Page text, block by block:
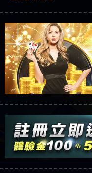
錢怎麼辦 本文教你
KnTop是詐騙嗎 【
的錢一招拿回
【免費討回資金賴
機台運算專案是不
被機台運算專案詐
回被騙資金
【其他問題】
討回資金賴zg369】
騙 Hoyabit是真的嗎
本文教你如何拿回
【其他問題】KS.M
中【免費討回資金賴
騙嗎 KS.M多元化行
真的嗎 被KS.M多元
你如何拿回被騙資
【其他問題】免費
家 Family & Love如何
騙 野原家 Family &
詐騙嗎 165多次通報
請遠離
【其他問題】元盈
討回資金賴zg369】
詐騙 元盈橋是真的
本文教你如何拿回
【其他問題】被騙追
型詐騙手法欺詐群眾
是詐騙 M.L.Edge是詐
【其他問題】
費討回資金賴zg369】
【其他問題】FLTO
被騙資金
ALYWS是詐騙嗎 （
者免費援助賴
當是真的嗎 當當是
利回報被騙的家破
【其他問題】用理
娛樂之旅
【其他問題】【老
這樣挑！RTP、波
【推薦博弈】這款
過才知道什麼叫超
【推薦博弈】BNG
【Wei】讚
【沈樂慧】又是九
【林伊依】爛死了
【陳靜茹】推薦小
【黃家羭】推推
【AVA娛樂城】還
好厲
【陳順堪】黑網不
【黃伊珊】不推薦
【陳順堪】星匯娛
金
【陳順堪】黑網出
【玩運彩】
【asd】唬爛不出金
【蘇俊曄】所以會